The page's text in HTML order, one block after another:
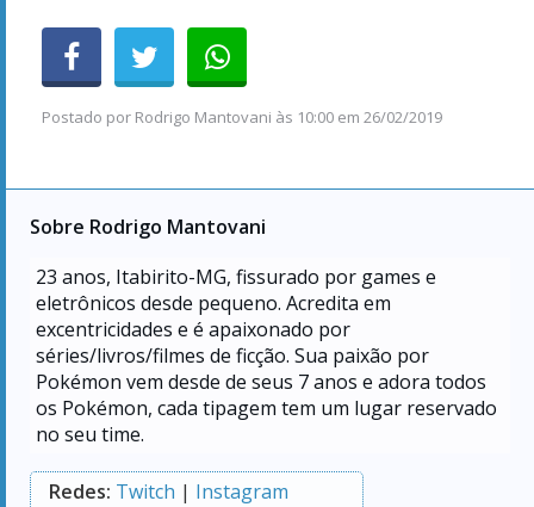
Postado por Rodrigo Mantovani às 10:00 em 26/02/2019
Sobre Rodrigo Mantovani
23 anos, Itabirito-MG, fissurado por games e
eletrônicos desde pequeno. Acredita em
excentricidades e é apaixonado por
séries/livros/filmes de ficção. Sua paixão por
Pokémon vem desde de seus 7 anos e adora todos
os Pokémon, cada tipagem tem um lugar reservado
no seu time.
Redes: Twitch | Instagram